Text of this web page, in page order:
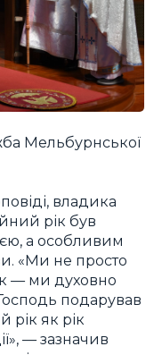
Мельбурнської
владика
рік був
а особливим
«Ми не просто
— ми духовно
подарував
рік як рік
— зазначив